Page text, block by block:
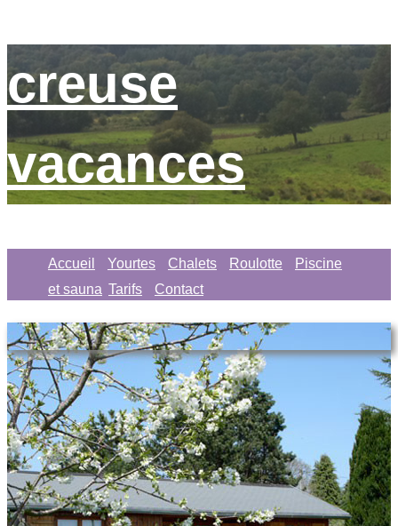
creuse
vacances
Accueil Yourtes Chalets Roulotte
Piscine
et sauna Tarifs Contact